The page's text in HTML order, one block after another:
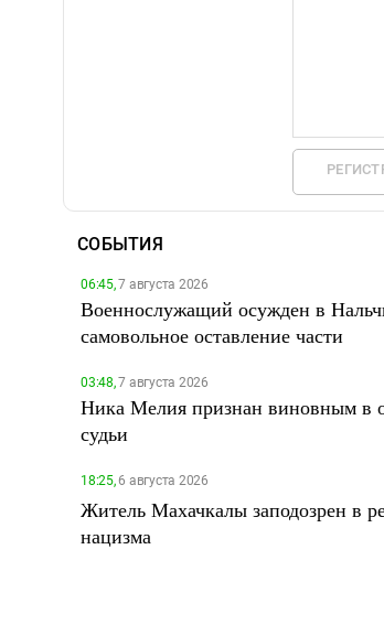
СОБЫТИЯ
06:45,7 августа 2026
Военнослужащий осужден в
самовольное оставление части
03:48,7 августа 2026
Ника Мелия признан виновным в
судьи
18:25,6 августа 2026
Житель Махачкалы заподозрен в
нацизма